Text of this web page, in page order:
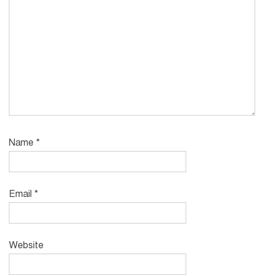
Name *
Email *
Website